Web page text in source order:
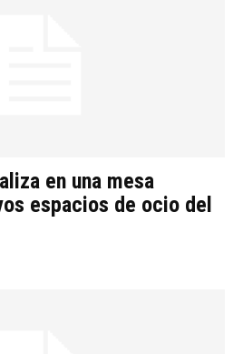
en una mesa
espacios de ocio del